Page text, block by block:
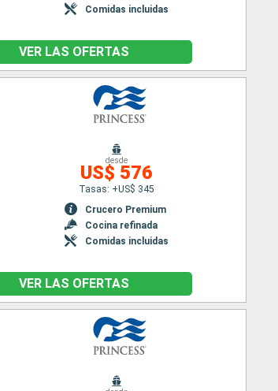
Comidas incluidas
VER LAS OFERTAS
desde
US$ 576
Tasas: +US$ 345
Crucero Premium
Cocina refinada
Comidas incluidas
VER LAS OFERTAS